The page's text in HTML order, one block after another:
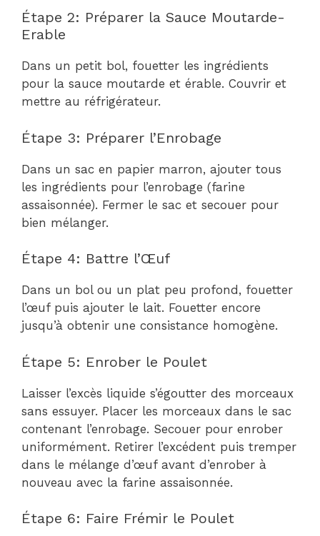
Étape 2: Préparer la Sauce Moutarde-
Erable
Dans un petit bol, fouetter les ingrédients
pour la sauce moutarde et érable. Couvrir et
mettre au réfrigérateur.
Étape 3: Préparer l’Enrobage
Dans un sac en papier marron, ajouter tous
les ingrédients pour l’enrobage (farine
assaisonnée). Fermer le sac et secouer pour
bien mélanger.
Étape 4: Battre l’Œuf
Dans un bol ou un plat peu profond, fouetter
l’œuf puis ajouter le lait. Fouetter encore
jusqu’à obtenir une consistance homogène.
Étape 5: Enrober le Poulet
Laisser l’excès liquide s’égoutter des morceaux
sans essuyer. Placer les morceaux dans le sac
contenant l’enrobage. Secouer pour enrober
uniformément. Retirer l’excédent puis tremper
dans le mélange d’œuf avant d’enrober à
nouveau avec la farine assaisonnée.
Étape 6: Faire Frémir le Poulet